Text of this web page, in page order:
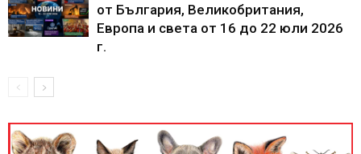
от България, Великобритания,
Европа и света от 16 до 22 юли 2026
г.